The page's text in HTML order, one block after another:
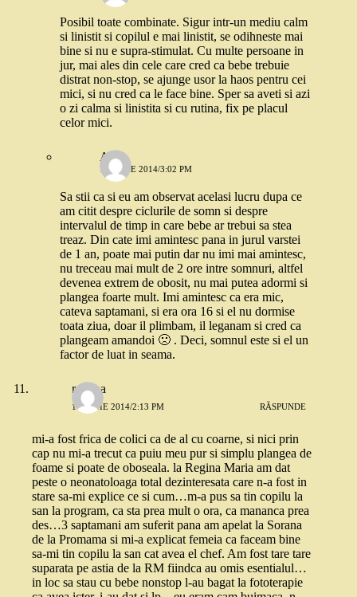
Posibil toate combinate. Sigur intr-un mediu calm
si linistit si copilul e mai linistit, se odihneste mai
bine si nu e supra-stimulat. Cu multe persoane in
jur, mai ales din cele care cred ca bebe trebuie
distrat non-stop, se ajunge usor la haos pentru cei
mici, si nu cred ca le face bine. Sper sa aveti si azi
o zi calma si linistita si cu rutina, fix pe placul
celor mici.
Ana
17 IUNIE 2014/3:02 PM
Sa stii ca si eu am observat acelasi lucru dupa ce
am citit despre ciclurile de somn si despre
intervalul de timp in care bebe ar trebui sa stea
treaz. Din cate imi amintesc pana in jurul varstei
de 1 an, poate mai putin dar nu imi mai amintesc,
nu treceau mai mult de 2 ore intre somnuri, altfel
devenea extrem de obosit, nu mai putea adormi si
plangea foarte mult. Imi amintesc ca era mic,
cateva saptamani, si era ora 16 si el nu dormise
toata ziua, doar il plimbam, il leganam si cred ca
plangeam amandoi 🙁 . Deci, somnul este si el un
factor de luat in seama.
roxana
17 IUNIE 2014/2:13 PM RĂSPUNDE
mi-a fost frica de colici ca de al cu coarne, si nici prin
cap nu mi-a trecut ca puiu meu pur si simplu plangea de
foame si poate de oboseala. la Regina Maria am dat
peste o neonatoloaga total dezinteresata care n-a fost in
stare sa-mi explice ce si cum…m-a pus sa tin copilu la
san la program, ca sta prea mult o ora, ca mananca prea
des…3 saptamani am suferit pana am apelat la Sorana
de la Promama si mi-a explicat femeia ca faceam bine
sa-mi tin copilu la san cat avea el chef. Am fost tare tare
suparata pe astia de la RM fiindca au omis esentialul…
in loc sa stau cu bebe nonstop l-au bagat la fototerapie